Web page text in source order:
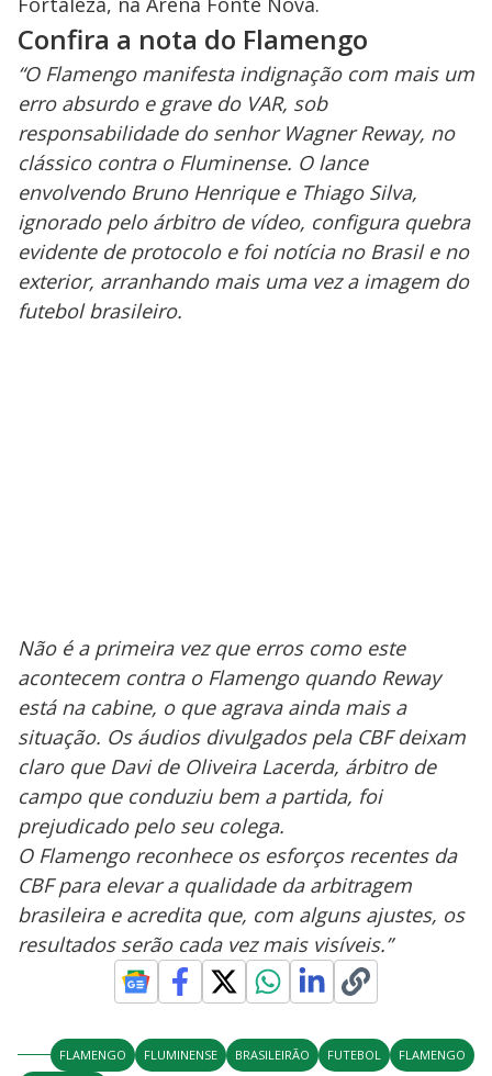
Confira a nota do Flamengo
“O Flamengo manifesta indignação com mais um
erro absurdo e grave do VAR, sob
responsabilidade do senhor Wagner Reway, no
clássico contra o Fluminense. O lance
envolvendo Bruno Henrique e Thiago Silva,
ignorado pelo árbitro de vídeo, configura quebra
evidente de protocolo e foi notícia no Brasil e no
exterior, arranhando mais uma vez a imagem do
futebol brasileiro.
Não é a primeira vez que erros como este
acontecem contra o Flamengo quando Reway
está na cabine, o que agrava ainda mais a
situação. Os áudios divulgados pela CBF deixam
claro que Davi de Oliveira Lacerda, árbitro de
campo que conduziu bem a partida, foi
prejudicado pelo seu colega.
O Flamengo reconhece os esforços recentes da
CBF para elevar a qualidade da arbitragem
brasileira e acredita que, com alguns ajustes, os
resultados serão cada vez mais visíveis.”
FLAMENGO FLUMINENSE BRASILEIRÃO FUTEBOL
FLAMENGO